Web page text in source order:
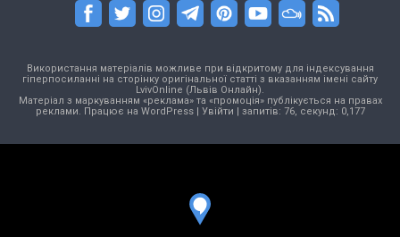
Використання матеріалів можливе при відкритому для індексування
гіперпосиланні на сторінку оригінальної статті з вказанням імені сайту
LvivOnline (Львів Онлайн).
Матеріал з маркуванням «реклама» та «промоція» публікується на правах
реклами. Працює на WordPress| Увійти | запитів: 76, секунд: 0,177